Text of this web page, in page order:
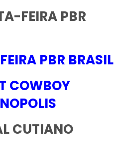
FEIRA PBR
PBR BRASIL
COWBOY
CUTIANO